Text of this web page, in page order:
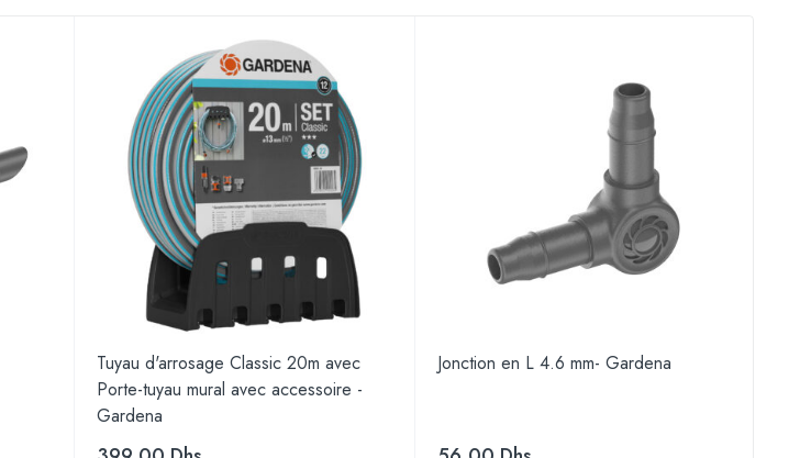
Tuyau d'arrosage Classic 20m avec
Porte-tuyau mural avec accessoire -
Gardena
Jonction en L 4.6 mm- Gardena